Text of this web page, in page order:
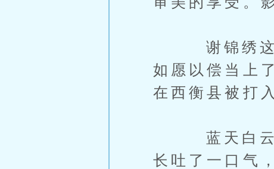
谢锦绣这个
如愿以偿当上
在西衡县被打
蓝天白云，
长吐了一口气